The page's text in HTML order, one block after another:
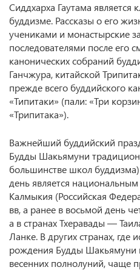
Сиддхарха Гаутама является
буддизме. Рассказы о его
учениками и монастырские
последователями после его
канонических собраний
Ганчжура, китайской
прежде всего буддийского
«Типитаки» (пали: «Три
«Трипитака»).
Важнейший буддийский
Будды Шакьямуни
большинстве школ
день является
Калмыкия (Российская
вв, а ранее в восьмой день
а в странах Тхеравады —
Ланке. В других странах, где
рождения Будды Шакьямуни
весенних полнолуний, чаще